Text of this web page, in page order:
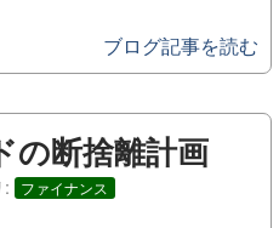
ブログ記事を読む
の断捨離計画
: ファイナンス